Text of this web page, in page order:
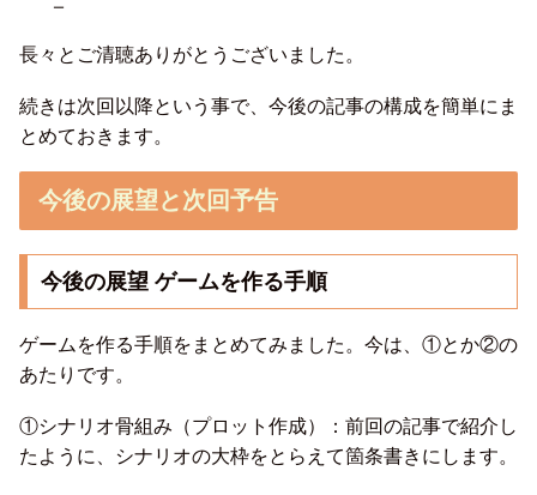
ー
長々とご清聴ありがとうございました。
続きは次回以降という事で、今後の記事の構成を簡単にま
とめておきます。
今後の展望と次回予告
今後の展望 ゲームを作る手順
ゲームを作る手順をまとめてみました。今は、①とか②の
あたりです。
①シナリオ骨組み（プロット作成）：前回の記事で紹介し
たように、シナリオの大枠をとらえて箇条書きにします。